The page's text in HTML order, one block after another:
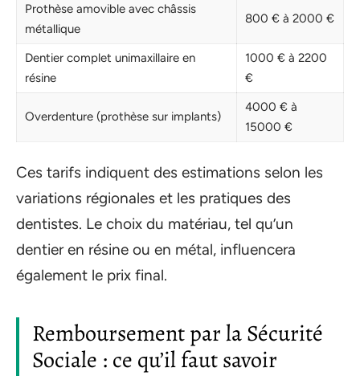
Prothèse amovible avec châssis
métallique
800 € à 2000 €
Dentier complet unimaxillaire en
résine
1000 € à 2200
€
Overdenture (prothèse sur implants)
4000 € à
15000 €
Ces tarifs indiquent des estimations selon les
variations régionales et les pratiques des
dentistes. Le choix du matériau, tel qu’un
dentier en résine ou en métal, influencera
également le prix final.
Remboursement par la Sécurité
Sociale : ce qu’il faut savoir